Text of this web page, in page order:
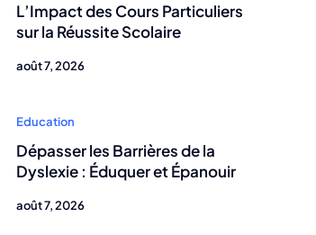
L’Impact des Cours Particuliers
sur la Réussite Scolaire
août 7, 2026
Education
Dépasser les Barrières de la
Dyslexie : Éduquer et Épanouir
août 7, 2026